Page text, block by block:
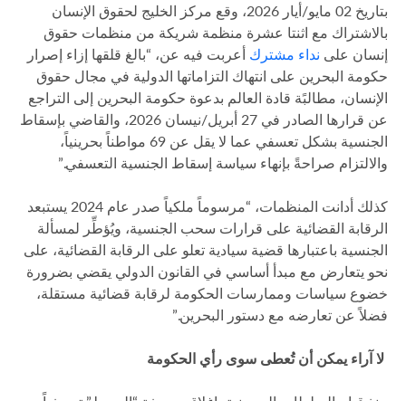
بتاريخ 02 مايو/أيار 2026، وقع مركز الخليج لحقوق الإنسان
بالاشتراك مع اثنتا عشرة منظمة شريكة من منظمات حقوق
إنسان على نداء مشترك أعربت فيه عن، “بالغ قلقها إزاء إصرار
حكومة البحرين على انتهاك التزاماتها الدولية في مجال حقوق
الإنسان، مطالبًة قادة العالم بدعوة حكومة البحرين إلى التراجع
عن قرارها الصادر في 27 أبريل/نيسان 2026، والقاضي بإسقاط
الجنسية بشكل تعسفي عما لا يقل عن 69 مواطناً بحرينياً،
والالتزام صراحةً بإنهاء سياسة إسقاط الجنسية التعسفي.”
كذلك أدانت المنظمات، “مرسوماً ملكياً صدر عام 2024 يستبعد
الرقابة القضائية على قرارات سحب الجنسية، ويُؤطِّر لمسألة
الجنسية باعتبارها قضية سيادية تعلو على الرقابة القضائية، على
نحو يتعارض مع مبدأ أساسي في القانون الدولي يقضي بضرورة
خضوع سياسات وممارسات الحكومة لرقابة قضائية مستقلة،
فضلاً عن تعارضه مع دستور البحرين.”
لا آراء يمكن أن تُعطى سوى رأي الحكومة